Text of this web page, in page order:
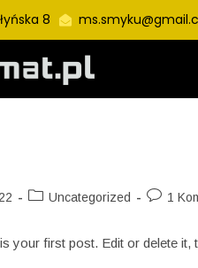
8
Uncategorized 1
your first post. Edit or delete it,